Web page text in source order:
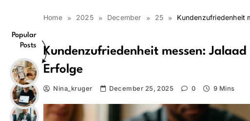
Home 2025 December 25 Kundenzufriedenheit
Popular
Posts
Kundenzufriedenheit messen:
Erfolge
Nina_kruger December 25, 2025 0 9 Mins